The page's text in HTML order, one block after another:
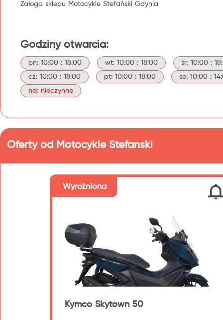
Załoga sklepu Motocykle Stefański Gdynia
Godziny otwarcia:
pn: 10:00 : 18:00 wt: 10:00 : 18:00
śr: 10:00 :
cz: 10:00 : 18:00
pt: 10:00 : 18:00
so: 10:00 :
nd: nieczynne
Oferty od Motocykle Stefanski
Wyróżniona
Kymco Skytown 50